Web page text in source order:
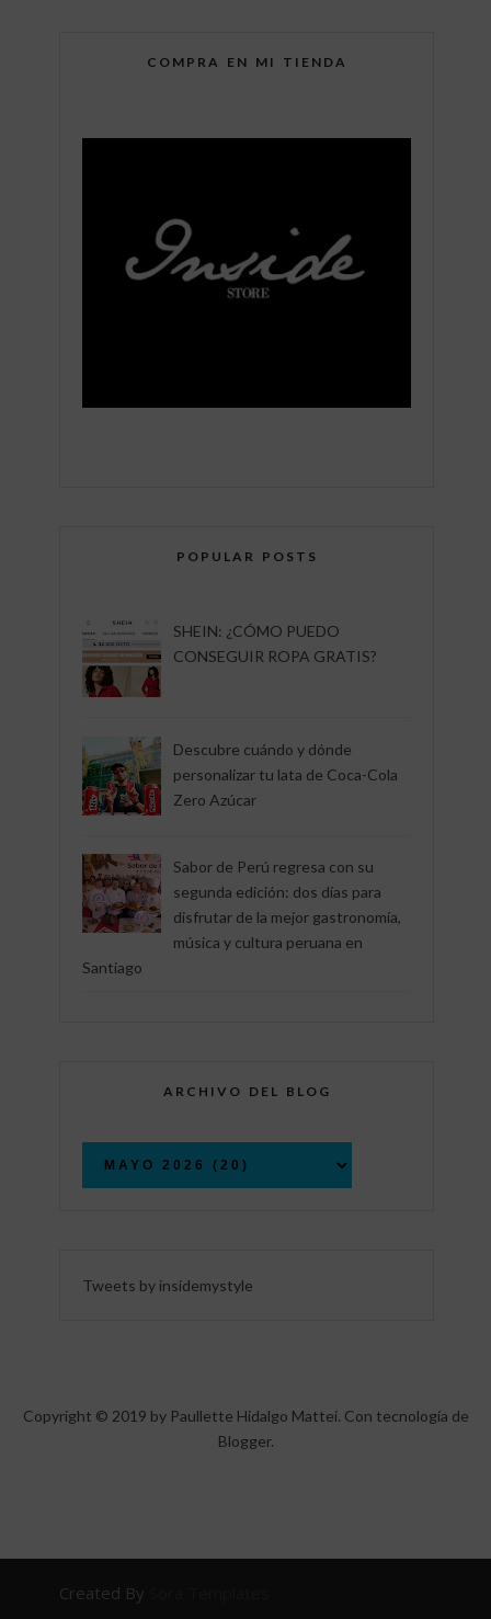
COMPRA EN MI TIENDA
POPULAR POSTS
SHEIN: ¿CÓMO PUEDO
CONSEGUIR ROPA GRATIS?
Descubre cuándo y dónde
personalizar tu lata de Coca-Cola
Zero Azúcar
Sabor de Perú regresa con su
segunda edición: dos días para
disfrutar de la mejor gastronomía,
música y cultura peruana en
Santiago
ARCHIVO DEL BLOG
Tweets by insidemystyle
Copyright © 2019 by Paullette Hidalgo Mattei. Con tecnología de
Blogger.
Created By